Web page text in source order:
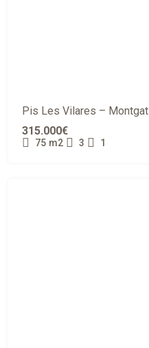
Pis Les Vilares – Montgat
315.000€
75 m2 3 1